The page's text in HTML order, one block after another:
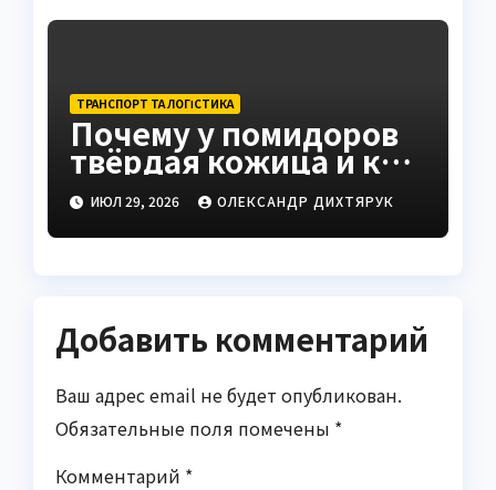
ТРАНСПОРТ ТА ЛОГІСТИКА
Почему у помидоров
твёрдая кожица и как
это исправить
ИЮЛ 29, 2026 ОЛЕКСАНДР ДИХТЯРУК
Добавить комментарий
Ваш адрес email не будет опубликован.
Обязательные поля помечены *
Комментарий *